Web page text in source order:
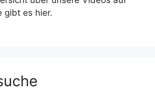
gibt es hier.